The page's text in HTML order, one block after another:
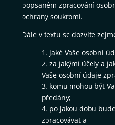
popsaném zpracování
ochrany soukromí.
Dále v textu se dozvíte
1. jaké Vaše osobní
2. za jakými účely a
Vaše osobní údaje
3. komu mohou být
předány;
4. po jakou dobu
zpracovávat a